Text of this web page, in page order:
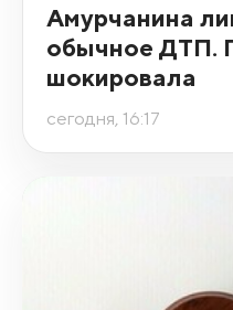
Амурчанина
обычное ДТП.
шокировала
сегодня, 16:17